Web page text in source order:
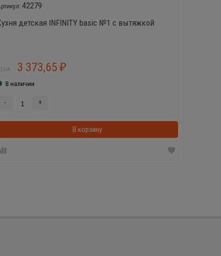
42279
детская INFINITY basic №1 с вытяжкой
3 373,65 ₽
В наличии
- +
В корзину